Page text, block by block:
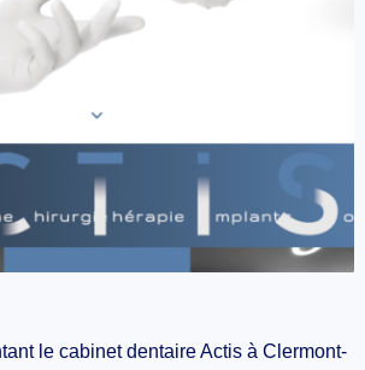
le cabinet dentaire Actis à Clermont-